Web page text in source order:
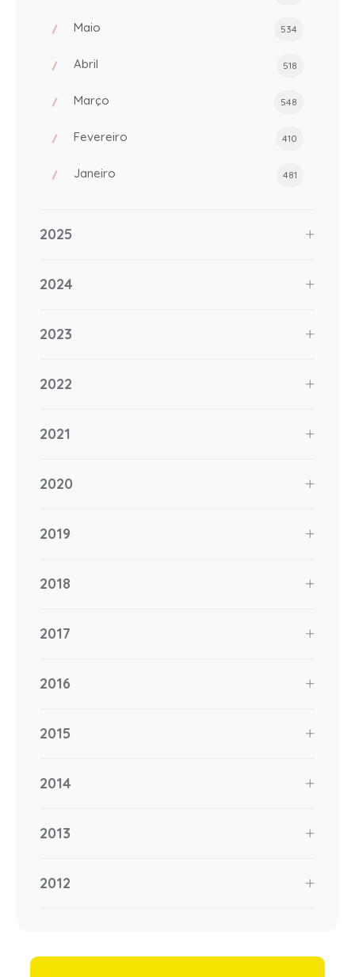
Maio 534
Abril 518
Março 548
Fevereiro 410
Janeiro 481
2025
2024
2023
2022
2021
2020
2019
2018
2017
2016
2015
2014
2013
2012